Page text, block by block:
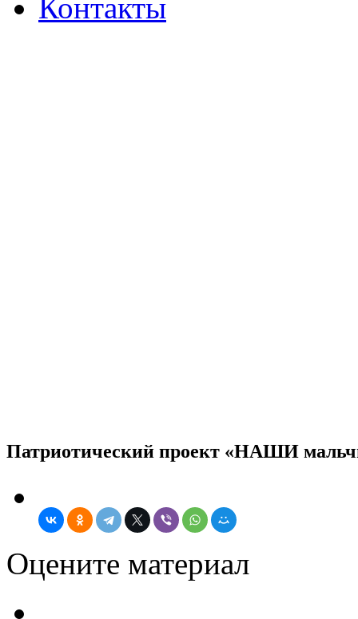
Контакты
Патриотический проект «НАШИ
Оцените материал